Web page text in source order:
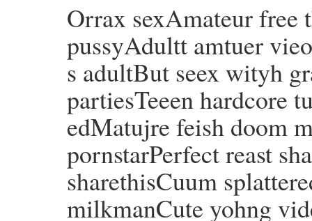
Orrax sexAmateur free
pussyAdultt amtuer
s adultBut seex wityh
partiesTeeen hardcore
edMatujre feish doom
pornstarPerfect reast
sharethisCuum
milkmanCute yohng